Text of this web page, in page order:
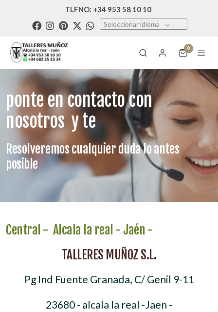
TLFNO: +34 953 58 10 10
Seleccionar idioma
0
ponte en contacto con
nosotros y te
Resolveremos cualquier duda lo antes
posible
Central - Alcala la real - Jaén -
TALLERES MUÑOZ S.L.
Pg Ind Fuente Granada, C/ Genil 9-11
23680 - alcala la real -Jaen -